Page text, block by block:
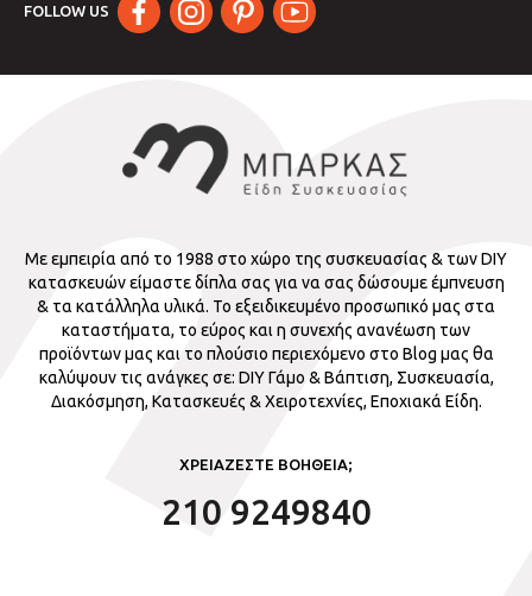
FOLLOW US
Με εμπειρία από το 1988 στο χώρο της συσκευασίας & των DIY
κατασκευών είμαστε δίπλα σας για να σας δώσουμε έμπνευση
& τα κατάλληλα υλικά. Το εξειδικευμένο προσωπικό μας στα
καταστήματα, το εύρος και η συνεχής ανανέωση των
προϊόντων μας και το πλούσιο περιεχόμενο στο Blog μας θα
καλύψουν τις ανάγκες σε: DIY Γάμο & Βάπτιση, Συσκευασία,
Διακόσμηση, Κατασκευές & Χειροτεχνίες, Εποχιακά Είδη.
ΧΡΕΙΑΖΕΣΤΕ ΒΟΗΘΕΙΑ;
210 9249840